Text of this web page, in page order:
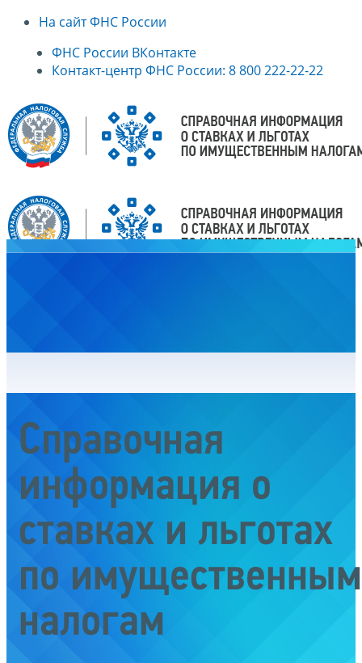
На сайт ФНС России
ФНС России ВКонтакте
Контакт-центр ФНС России: 8 800 222-22-22
Справочная
информация о
ставках и льготах
по имущественным
налогам